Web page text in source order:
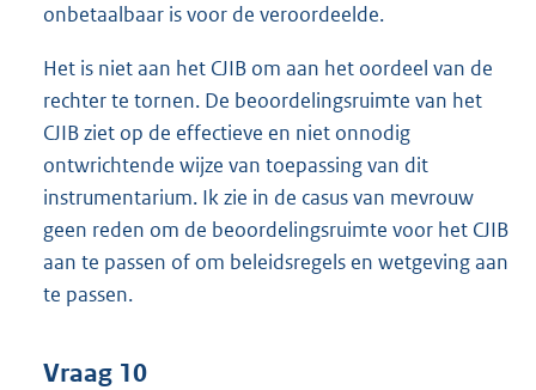
onbetaalbaar is voor de veroordeelde.
Het is niet aan het CJIB om aan het oordeel van de
rechter te tornen. De beoordelingsruimte van het
CJIB ziet op de effectieve en niet onnodig
ontwrichtende wijze van toepassing van dit
instrumentarium. Ik zie in de casus van mevrouw
geen reden om de beoordelingsruimte voor het CJIB
aan te passen of om beleidsregels en wetgeving aan
te passen.
Vraag 10